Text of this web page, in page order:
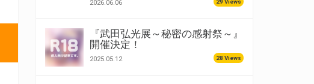
2026.06.06 29 Views
『武田弘光展～秘密の感射祭～』
開催決定！
2025.05.12 28 Views